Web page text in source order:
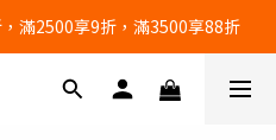
商免運費🔥
滿2500享9折，滿3500享88折
超商免運費🔥